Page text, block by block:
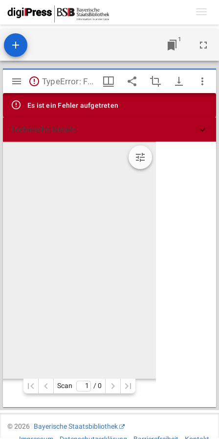
1
Mirador
Viewer
TypeError: Failed to fetch
Es ist ein Fehler aufgetreten
Technische Details
Scan / 0
©2026
Bayerische Staatsbibliothek